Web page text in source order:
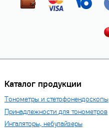
Каталог продукции
Тонометры и стетофонендоскопы
Принадлежности для тонометров
Ингаляторы, небулайзеры